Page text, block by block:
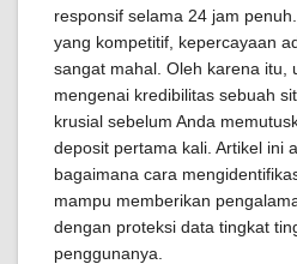
responsif selama 24 jam
yang kompetitif, kepercayaan
sangat mahal. Oleh karena itu,
mengenai kredibilitas sebuah
krusial sebelum Anda
deposit pertama kali. Artikel ini
bagaimana cara
mampu memberikan
dengan proteksi data tingkat
penggunanya.